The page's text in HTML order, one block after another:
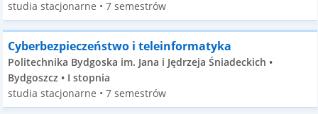
studia stacjonarne • 7 semestrów
Cyberbezpieczeństwo i teleinformatyka
Politechnika Bydgoska im. Jana i Jędrzeja Śniadeckich •
Bydgoszcz • I stopnia
studia stacjonarne • 7 semestrów